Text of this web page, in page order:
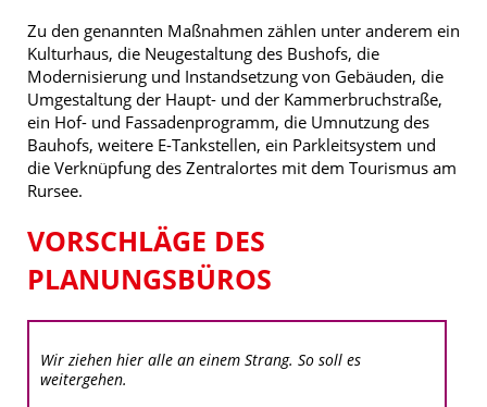
Zu den genannten Maßnahmen zählen unter anderem ein
Kulturhaus, die Neugestaltung des Bushofs, die
Modernisierung und Instandsetzung von Gebäuden, die
Umgestaltung der Haupt- und der Kammerbruchstraße,
ein Hof- und Fassadenprogramm, die Umnutzung des
Bauhofs, weitere E-Tankstellen, ein Parkleitsystem und
die Verknüpfung des Zentralortes mit dem Tourismus am
Rursee.
VORSCHLÄGE DES
PLANUNGSBÜROS
Wir ziehen hier alle an einem Strang. So soll es
weitergehen.